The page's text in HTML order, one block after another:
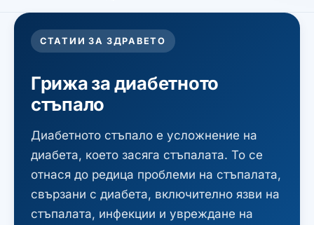
СТАТИИ ЗА ЗДРАВЕТО
Грижа за диабетното
стъпало
Диабетното стъпало е усложнение на
диабета, което засяга стъпалата. То се
отнася до редица проблеми на стъпалата,
свързани с диабета, включително язви на
стъпалата, инфекции и увреждане на